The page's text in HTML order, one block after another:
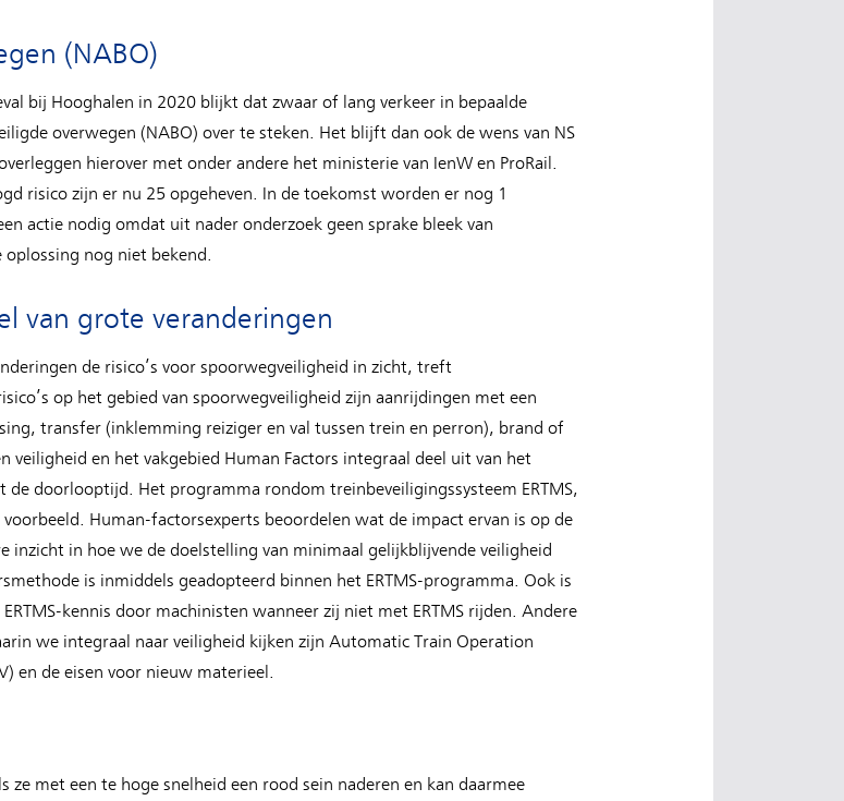
(NABO)
bij Hooghalen in 2020 blijkt dat zwaar of lang verkeer in bepaalde
overwegen (NABO) over te steken. Het blijft dan ook de wens van NS
hierover met onder andere het ministerie van IenW en ProRail.
risico zijn er nu 25 opgeheven. In de toekomst worden er nog 1
actie nodig omdat uit nader onderzoek geen sprake bleek van
oplossing nog niet bekend.
van grote veranderingen
de risico’s voor spoorwegveiligheid in zicht, treft
op het gebied van spoorwegveiligheid zijn aanrijdingen met een
transfer (inklemming reiziger en val tussen trein en perron), brand of
en het vakgebied Human Factors integraal deel uit van het
doorlooptijd. Het programma rondom treinbeveiligingssysteem ERTMS,
Human-factorsexperts beoordelen wat de impact ervan is op de
inzicht in hoe we de doelstelling van minimaal gelijkblijvende veiligheid
is inmiddels geadopteerd binnen het ERTMS-programma. Ook is
kennis door machinisten wanneer zij niet met ERTMS rijden. Andere
we integraal naar veiligheid kijken zijn Automatic Train Operation
en de eisen voor nieuw materieel.
ze met een te hoge snelheid een rood sein naderen en kan daarmee